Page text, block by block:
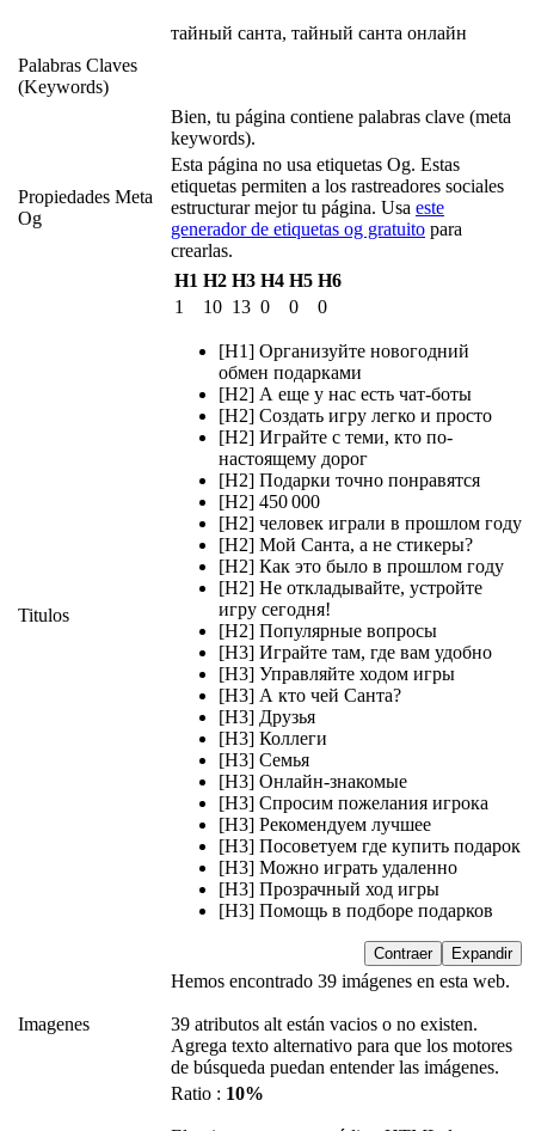
Palabras Claves
(Keywords)
тайный санта, тайный санта онлайн
Bien, tu página contiene palabras clave (meta
keywords).
Propiedades Meta
Og
Esta página no usa etiquetas Og. Estas
etiquetas permiten a los rastreadores sociales
estructurar mejor tu página. Usa este
generador de etiquetas og gratuito para
crearlas.
Titulos
H1 H2 H3 H4 H5 H6
1
10 13 0 0 0
[H1] Организуйте новогодний
обмен подарками
[H2] А еще у нас есть чат-боты
[H2] Создать игру легко и просто
[H2] Играйте с теми, кто по-
настоящему дорог
[H2] Подарки точно понравятся
[H2] 450 000
[H2] человек играли в прошлом году
[H2] Мой Санта, а не стикеры?
[H2] Как это было в прошлом году
[H2] Не откладывайте, устройте
игру сегодня!
[H2] Популярные вопросы
[H3] Играйте там, где вам удобно
[H3] Управляйте ходом игры
[H3] А кто чей Санта?
[H3] Друзья
[H3] Коллеги
[H3] Семья
[H3] Онлайн-знакомые
[H3] Спросим пожелания игрока
[H3] Рекомендуем лучшее
[H3] Посоветуем где купить подарок
[H3] Можно играть удаленно
[H3] Прозрачный ход игры
[H3] Помощь в подборе подарков
Expandir
Contraer
Imagenes
Hemos encontrado 39 imágenes en esta web.
39 atributos alt están vacios o no existen.
Agrega texto alternativo para que los motores
de búsqueda puedan entender las imágenes.
Ratio : 10%